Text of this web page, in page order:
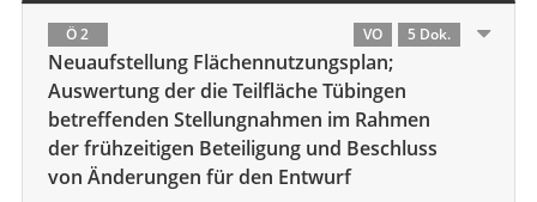
Ö 2 VO 5 Dok.
Neuaufstellung Flächennutzungsplan;
Auswertung der die Teilfläche Tübingen
betreffenden Stellungnahmen im Rahmen
der frühzeitigen Beteiligung und Beschluss
von Änderungen für den Entwurf